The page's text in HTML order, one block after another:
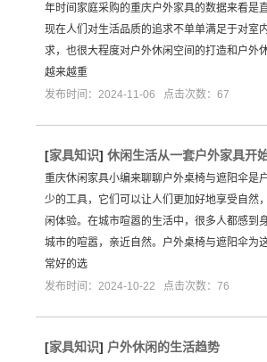
年时间家庭采购的重庆户外家具的数据来看是
现在人们对生活品质的追求不单单满足于对室
求，也很大程度对户外休闲空间的打造和户外
越来越重
发布时间：2024-11-06 点击次数：67
[家具知识] 休闲生活从一套户外家具开
重庆休闲家具小编来聊聊户外桌椅与遮阳伞是
少的工具，它们可以让人们更加好地享受自然
闲体验。在城市喧嚣的生活中，很多人都感到
城市的喧嚣，亲近自然。户外桌椅与遮阳伞为
常好的选
发布时间：2024-10-22 点击次数：76
[家具知识] 户外休闲的生活趋势